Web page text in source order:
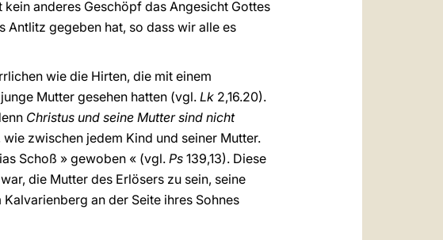
anderes Geschöpf das Angesicht Gottes
Antlitz gegeben hat, so dass wir alle es
wie die Hirten, die mit einem
Mutter gesehen hatten (vgl. Lk 2,16.20).
Christus und seine Mutter sind nicht
zwischen jedem Kind und seiner Mutter.
Schoß » gewoben « (vgl. Ps 139,13). Diese
die Mutter des Erlösers zu sein, seine
an der Seite ihres Sohnes